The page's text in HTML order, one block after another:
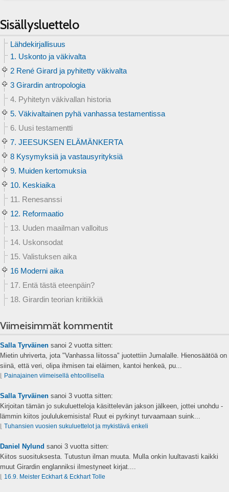
Sisällysluettelo
Lähdekirjallisuus
1. Uskonto ja väkivalta
2 René Girard ja pyhitetty väkivalta
3 Girardin antropologia
4. Pyhitetyn väkivallan historia
5. Väkivaltainen pyhä vanhassa testamentissa
6. Uusi testamentti
7. JEESUKSEN ELÄMÄNKERTA
8 Kysymyksiä ja vastausyrityksiä
9. Muiden kertomuksia
10. Keskiaika
11. Renesanssi
12. Reformaatio
13. Uuden maailman valloitus
14. Uskonsodat
15. Valistuksen aika
16 Moderni aika
17. Entä tästä eteenpäin?
18. Girardin teorian kritiikkiä
Viimeisimmät kommentit
Salla Tyrväinen sanoi 2 vuotta sitten:
Mietin uhriverta, jota "Vanhassa liitossa" juotettiin Jumalalle. Hienosäätöä on
siinä, että veri, olipa ihmisen tai eläimen, kantoi henkeä, pu...
⌊ Painajainen viimeisellä ehtoollisella
Salla Tyrväinen sanoi 3 vuotta sitten:
Kirjoitan tämän jo sukuluetteloja käsittelevän jakson jälkeen, jottei unohdu -
lämmin kiitos joululukemisista! Ruut ei pyrkinyt turvaamaan suink...
⌊ Tuhansien vuosien sukuluettelot ja mykistävä enkeli
Daniel Nylund sanoi 3 vuotta sitten:
Kiitos suosituksesta. Tutustun ilman muuta. Mulla onkin luultavasti kaikki
muut Girardin englanniksi ilmestyneet kirjat....
⌊ 16.9. Meister Eckhart & Eckhart Tolle